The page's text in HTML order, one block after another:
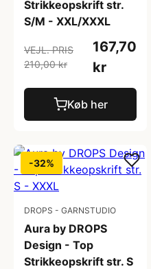
Strikkeopskrift str.
S/M - XXL/XXXL
VEJL. PRIS
210,00 kr
167,70
kr
Køb her
-32%
DROPS - GARNSTUDIO
Aura by DROPS
Design - Top
Strikkeopskrift str. S